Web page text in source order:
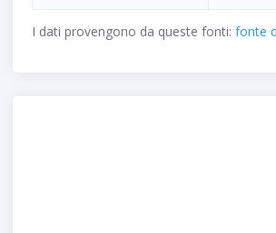
I dati provengono da queste fonti: fonte